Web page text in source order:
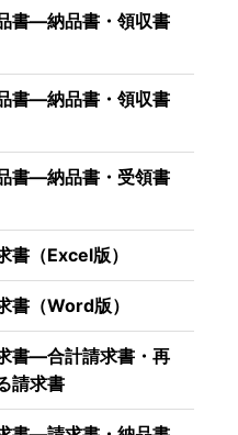
書―納品書・領収書
書―納品書・領収書
書―納品書・受領書
（Excel版）
書（Word版）
書―合計請求書・再
請求書